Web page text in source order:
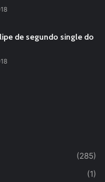
de segundo single do
(285)
(1)